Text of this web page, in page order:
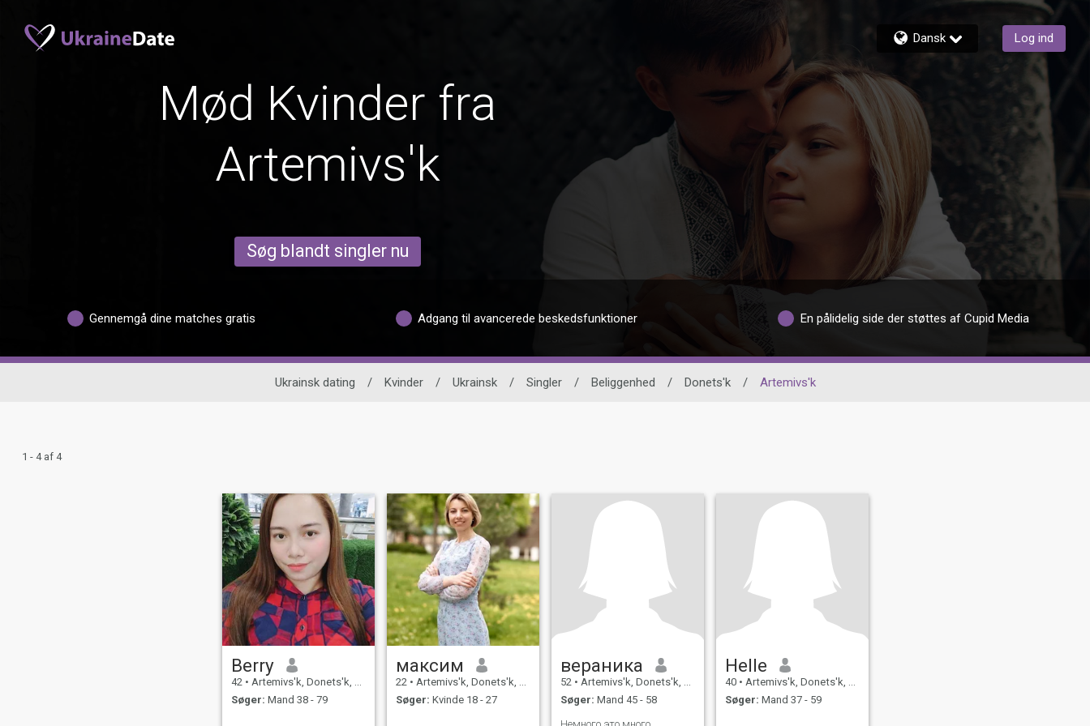
Dansk Log ind
Mød Kvinder fra
Artemivs'k
Søg blandt singler nu
Gennemgå dine matches gratis Adgang til avancerede beskedsfunktioner En pålidelig side der støttes af Cupid Media
Ukrainsk dating / Kvinder / Ukrainsk / Singler / Beliggenhed / Donets'k / Artemivs'k
1 - 4 af 4
Berry
42 • Artemivs'k, Donets'k, Ukraine
Søger: Mand 38 - 79
максим
22 • Artemivs'k, Donets'k, Ukraine
Søger: Kvinde 18 - 27
вераника
52 • Artemivs'k, Donets'k, Ukraine
Søger: Mand 45 - 58
Helle
40 • Artemivs'k, Donets'k, Ukraine
Søger: Mand 37 - 59